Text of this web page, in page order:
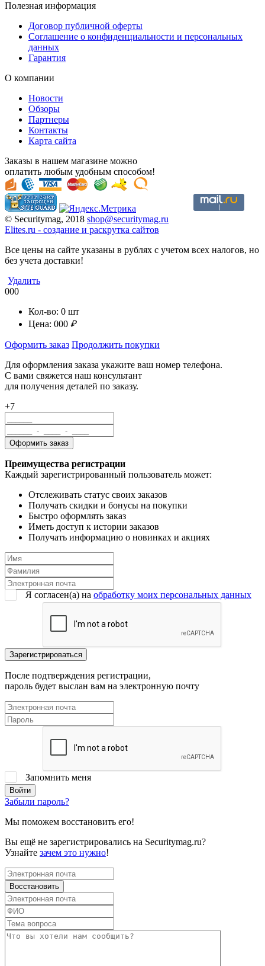
Полезная информация
Договор публичной оферты
Соглашение о конфиденциальности и персональных
данных
Гарантия
О компании
Новости
Обзоры
Партнеры
Контакты
Карта сайта
Заказы в нашем магазине можно
оплатить любым удобным способом!
© Securitymag, 2018 shop@securitymag.ru
Elites.ru - cоздание и раскрутка сайтов
Все цены на сайте указаны в рублях с учетом всех налогов, но
без учета доставки!
Удалить
000
Кол-во: 0 шт
Цена: 000 ₽
Оформить заказ Продолжить покупки
Для оформления заказа укажите ваш номер телефона.
С вами свяжется наш консультант
для получения деталей по заказу.
+7
Преимущества регистрации
Каждый зарегистрированный пользователь может:
Отслеживать статус своих заказов
Получать скидки и бонусы на покупки
Быстро оформлять заказ
Иметь доступ к истории заказов
Получать информацию о новинках и акциях
Я согласен(a) на обработку моих персональных данных
После подтверждения регистрации,
пароль будет выслан вам на электронную почту
Запомнить меня
Забыли пароль?
Мы поможем восстановить его!
Вы ещё не зарегистрировались на Securitymag.ru?
Узнайте зачем это нужно!